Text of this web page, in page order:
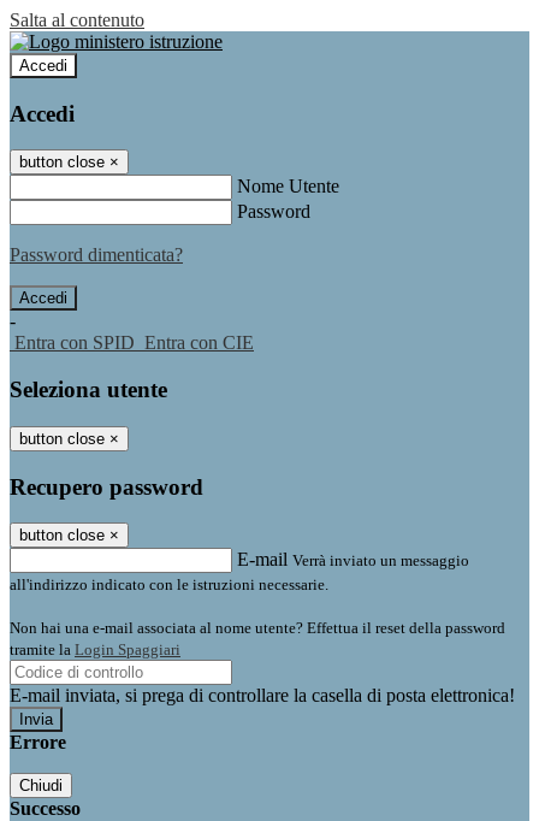
Salta al contenuto
Accedi
Accedi
button close ×
Nome Utente
Password
Password dimenticata?
-
Entra con SPID Entra con CIE
Seleziona utente
button close ×
Recupero password
button close ×
E-mail Verrà inviato un messaggio
all'indirizzo indicato con le istruzioni necessarie.
Non hai una e-mail associata al nome utente? Effettua il reset della password
tramite la Login Spaggiari
E-mail inviata, si prega di controllare la casella di posta elettronica!
Errore
Chiudi
Successo